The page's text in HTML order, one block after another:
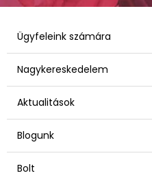
Ügyfeleink számára
Nagykereskedelem
Aktualitások
Blogunk
Bolt